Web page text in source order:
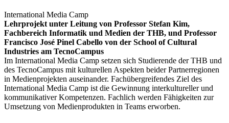
International Media Camp
Lehrprojekt unter Leitung von Professor Stefan Kim,
Fachbereich Informatik und Medien der THB, und Professor
Francisco José Pinel Cabello von der School of Cultural
Industries am TecnoCampus
Im International Media Camp setzen sich Studierende der THB und
des TecnoCampus mit kulturellen Aspekten beider Partnerregionen
in Medienprojekten auseinander. Fachübergreifendes Ziel des
International Media Camp ist die Gewinnung interkultureller und
kommunikativer Kompetenzen. Fachlich werden Fähigkeiten zur
Umsetzung von Medienprodukten in Teams erworben.